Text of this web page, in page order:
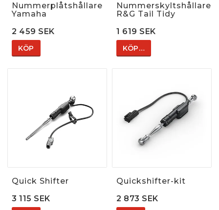
Nummerplåtshållare
Yamaha
2 459 SEK
KÖP
Nummerskyltshållare
R&G Tail Tidy
1 619 SEK
KÖP…
Quick Shifter
3 115 SEK
Quickshifter-kit
2 873 SEK